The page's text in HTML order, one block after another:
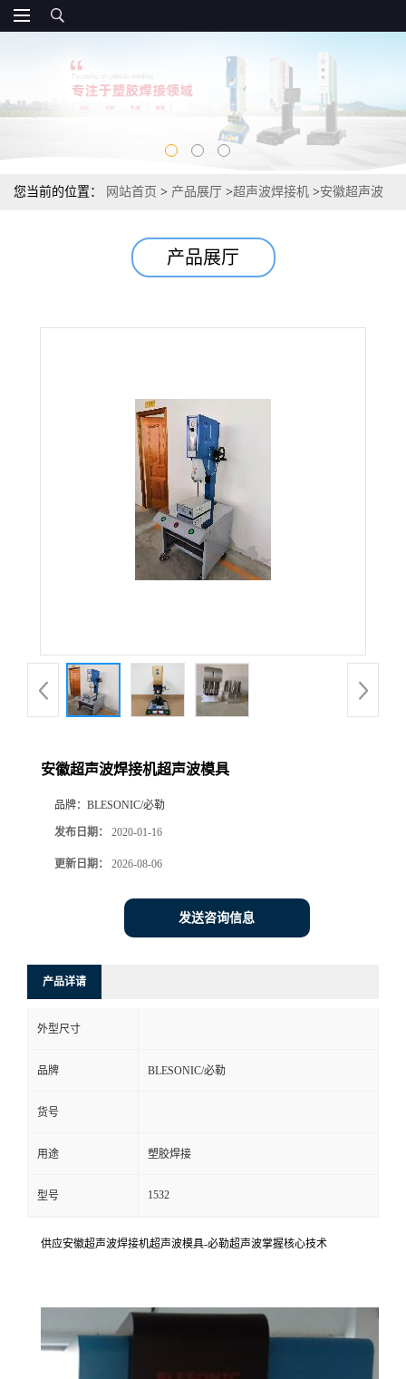
您当前的位置： 网站首页 > 产品展厅 >超声波焊接机 >安徽超声波
产品展厅
安徽超声波焊接机超声波模具
品牌： BLESONIC/必勒
发布日期： 2020-01-16
更新日期： 2026-08-06
发送咨询信息
产品详请
外型尺寸
品牌 BLESONIC/必勒
货号
用途 塑胶焊接
型号 1532
供应安徽超声波焊接机超声波模具-必勒超声波掌握核心技术